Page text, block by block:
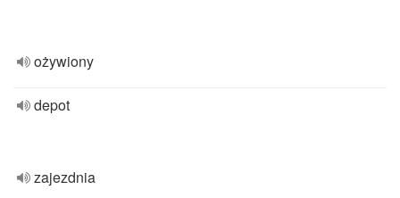
ożywiony
depot
zajezdnia